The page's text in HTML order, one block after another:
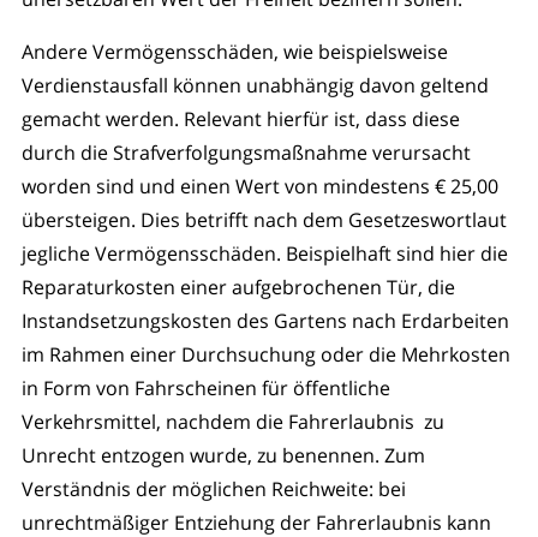
Andere Vermögensschäden, wie beispielsweise
Verdienstausfall können unabhängig davon geltend
gemacht werden. Relevant hierfür ist, dass diese
durch die Strafverfolgungsmaßnahme verursacht
worden sind und einen Wert von mindestens € 25,00
übersteigen. Dies betrifft nach dem Gesetzeswortlaut
jegliche Vermögensschäden. Beispielhaft sind hier die
Reparaturkosten einer aufgebrochenen Tür, die
Instandsetzungskosten des Gartens nach Erdarbeiten
im Rahmen einer Durchsuchung oder die Mehrkosten
in Form von Fahrscheinen für öffentliche
Verkehrsmittel, nachdem die Fahrerlaubnis zu
Unrecht entzogen wurde, zu benennen. Zum
Verständnis der möglichen Reichweite: bei
unrechtmäßiger Entziehung der Fahrerlaubnis kann